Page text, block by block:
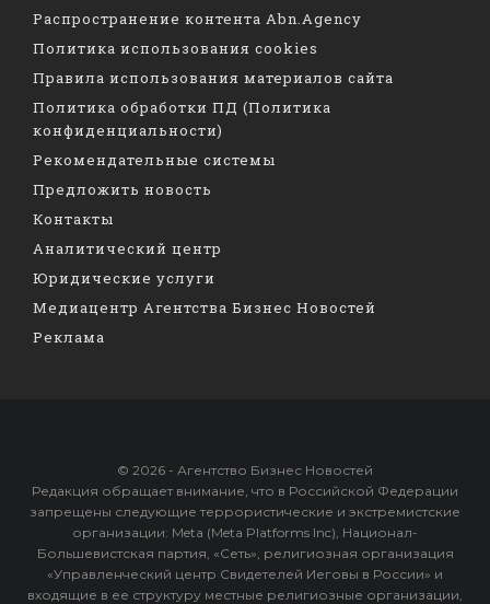
Распространение контента Abn.Agency
Политика использования cookies
Правила использования материалов сайта
Политика обработки ПД (Политика
конфиденциальности)
Рекомендательные системы
Предложить новость
Контакты
Аналитический центр
Юридические услуги
Медиацентр Агентства Бизнес Новостей
Реклама
© 2026 - Агентство Бизнес Новостей
Редакция обращает внимание, что в Российской Федерации
запрещены следующие террористические и экстремистские
организации: Meta (Meta Platforms Inc), Национал-
Большевистская партия, «Сеть», религиозная организация
«Управленческий центр Свидетелей Иеговы в России» и
входящие в ее структуру местные религиозные организации,